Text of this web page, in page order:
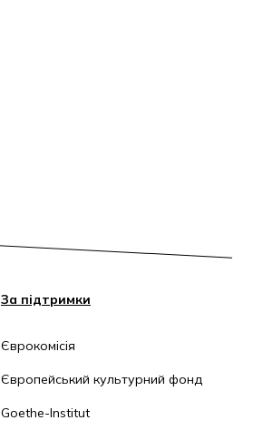
За підтримки
Єврокомісія
Європейський культурний фонд
Goethe-Institut